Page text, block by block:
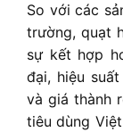
So với các
trường, quạt
sự kết hợp
đại, hiệu
và giá thành
tiêu dùng